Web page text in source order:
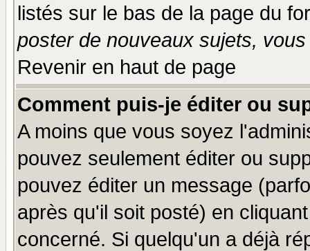
listés sur le bas de la page du
poster de nouveaux sujets,
Revenir en haut de page
Comment puis-je éditer ou
A moins que vous soyez
pouvez seulement éditer ou
pouvez éditer un message
après qu'il soit posté) en
concerné. Si quelqu'un a déjà